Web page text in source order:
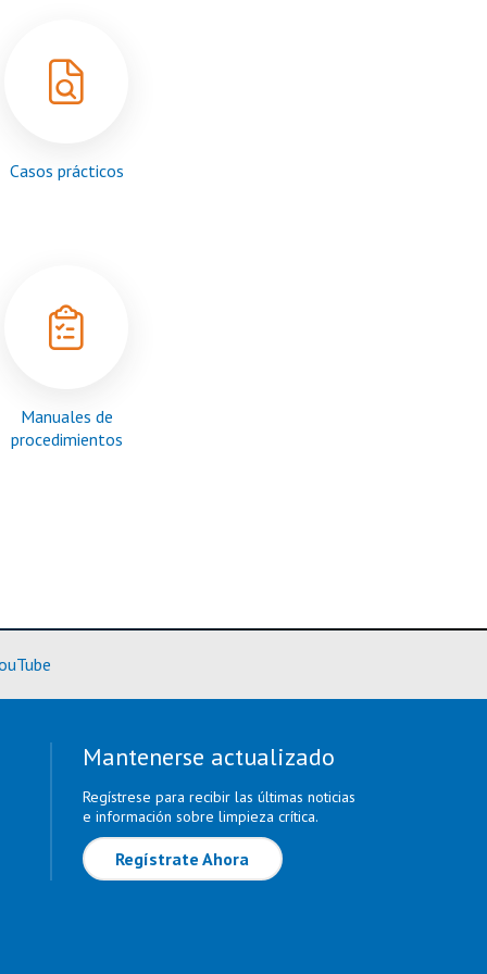
Casos prácticos
Manuales de
procedimientos
Mantenerse actualizado
Regístrese para recibir las últimas noticias
e información sobre limpieza crítica.
Regístrate Ahora